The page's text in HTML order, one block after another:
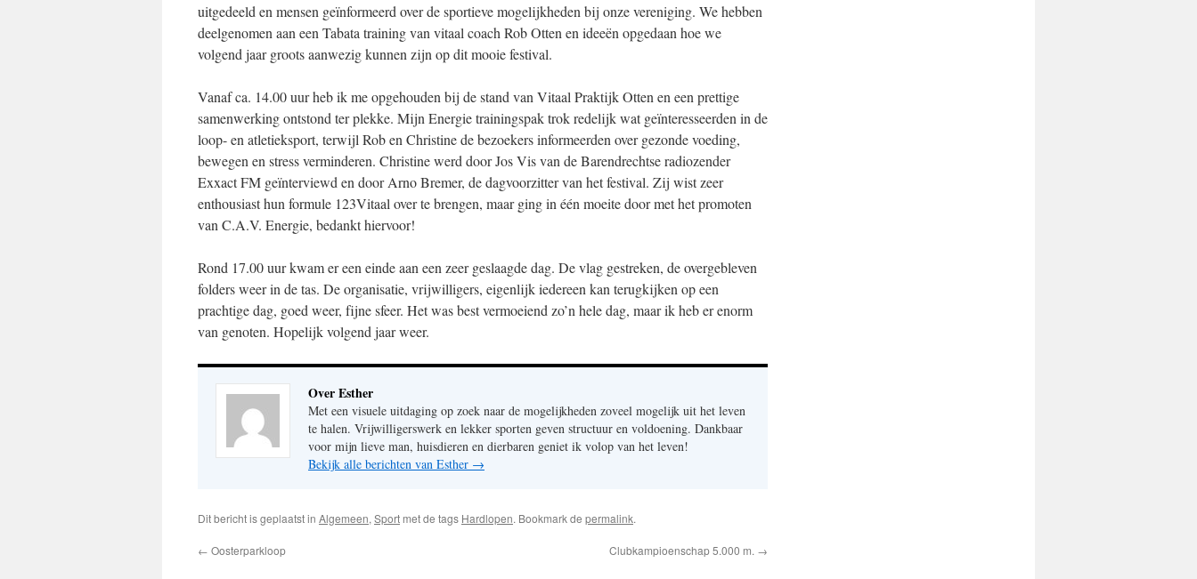
uitgedeeld en mensen geïnformeerd over de sportieve mogelijkheden bij onze vereniging. We hebben
deelgenomen aan een Tabata training van vitaal coach Rob Otten en ideeën opgedaan hoe we
volgend jaar groots aanwezig kunnen zijn op dit mooie festival.
Vanaf ca. 14.00 uur heb ik me opgehouden bij de stand van Vitaal Praktijk Otten en een prettige
samenwerking ontstond ter plekke. Mijn Energie trainingspak trok redelijk wat geïnteresseerden in de
loop- en atletieksport, terwijl Rob en Christine de bezoekers informeerden over gezonde voeding,
bewegen en stress verminderen. Christine werd door Jos Vis van de Barendrechtse radiozender
Exxact FM geïnterviewd en door Arno Bremer, de dagvoorzitter van het festival. Zij wist zeer
enthousiast hun formule 123Vitaal over te brengen, maar ging in één moeite door met het promoten
van C.A.V. Energie, bedankt hiervoor!
Rond 17.00 uur kwam er een einde aan een zeer geslaagde dag. De vlag gestreken, de overgebleven
folders weer in de tas. De organisatie, vrijwilligers, eigenlijk iedereen kan terugkijken op een
prachtige dag, goed weer, fijne sfeer. Het was best vermoeiend zo’n hele dag, maar ik heb er enorm
van genoten. Hopelijk volgend jaar weer.
Over Esther
Met een visuele uitdaging op zoek naar de mogelijkheden zoveel mogelijk uit het leven
te halen. Vrijwilligerswerk en lekker sporten geven structuur en voldoening. Dankbaar
voor mijn lieve man, huisdieren en dierbaren geniet ik volop van het leven!
Bekijk alle berichten van Esther →
Dit bericht is geplaatst in Algemeen, Sport met de tags Hardlopen. Bookmark de permalink.
← Oosterparkloop Clubkampioenschap 5.000 m. →